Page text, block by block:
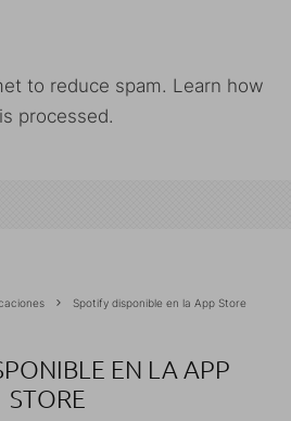
to reduce spam. Learn how
processed.
Spotify disponible en la App Store
EN LA APP
STORE